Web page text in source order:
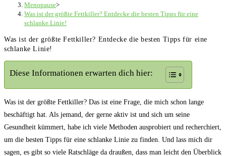
Menopause>
Was ist der größte Fettkiller? Entdecke die besten Tipps für eine
schlanke Linie!
Was ist der größte Fettkiller? Entdecke die besten Tipps für eine
schlanke Linie!
Diese Informationen erwarten dich hier:
Was ist der größte Fettkiller? Das ⁣ist​ eine Frage, ​die mich schon lange ​
beschäftigt hat. Als jemand, der ‌gerne ⁢aktiv ist und sich um seine
Gesundheit ‍kümmert, habe ich viele Methoden ausprobiert und‍ recherchiert,
um die besten Tipps für eine‍ schlanke Linie⁤ zu finden. Und lass mich dir
sagen, es gibt so ‌viele Ratschläge⁢ da draußen, dass man leicht den Überblick